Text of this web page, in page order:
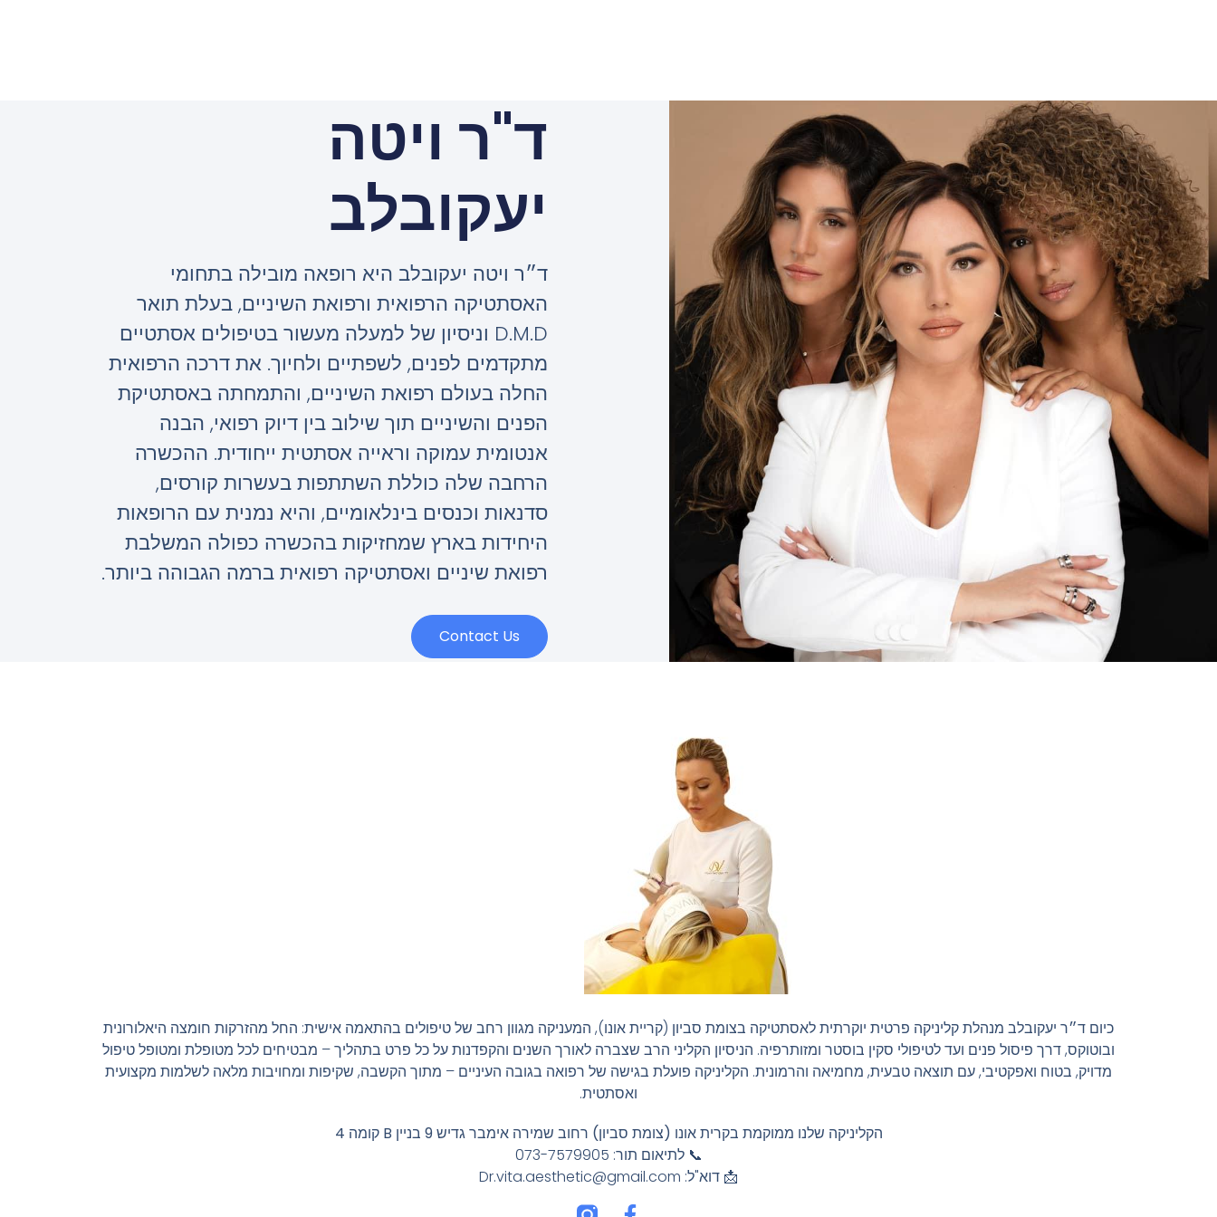
ד"ר ויטה
יעקובלב
ד״ר ויטה יעקובלב היא רופאה מובילה בתחומי
האסתטיקה הרפואית ורפואת השיניים, בעלת תואר
D.M.D וניסיון של למעלה מעשור בטיפולים אסתטיים
מתקדמים לפנים, לשפתיים ולחיוך. את דרכה הרפואית
החלה בעולם רפואת השיניים, והתמחתה באסתטיקת
הפנים והשיניים תוך שילוב בין דיוק רפואי, הבנה
אנטומית עמוקה וראייה אסתטית ייחודית. ההכשרה
הרחבה שלה כוללת השתתפות בעשרות קורסים,
סדנאות וכנסים בינלאומיים, והיא נמנית עם הרופאות
היחידות בארץ שמחזיקות בהכשרה כפולה המשלבת
רפואת שיניים ואסתטיקה רפואית ברמה הגבוהה ביותר.
Contact Us
כיום ד״ר יעקובלב מנהלת קליניקה פרטית יוקרתית לאסתטיקה בצומת סביון (קריית אונו), המעניקה מגוון רחב של טיפולים בהתאמה אישית: החל מהזרקות חומצה היאלורונית
ובוטוקס, דרך פיסול פנים ועד לטיפולי סקין בוסטר ומזותרפיה. הניסיון הקליני הרב שצברה לאורך השנים והקפדנות על כל פרט בתהליך – מבטיחים לכל מטופלת ומטופל טיפול
מדויק, בטוח ואפקטיבי, עם תוצאה טבעית, מחמיאה והרמונית. הקליניקה פועלת בגישה של רפואה בגובה העיניים – מתוך הקשבה, שקיפות ומחויבות מלאה לשלמות מקצועית
ואסתטית.
הקליניקה שלנו ממוקמת בקרית אונו (צומת סביון) רחוב שמירה אימבר גדיש 9 בניין B קומה 4
📞 לתיאום תור: 073-7579905
📩 דוא"ל: Dr.vita.aesthetic@gmail.com